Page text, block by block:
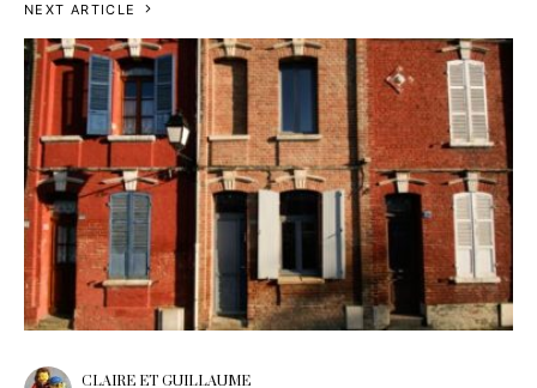
NEXT ARTICLE
CLAIRE ET GUILLAUME